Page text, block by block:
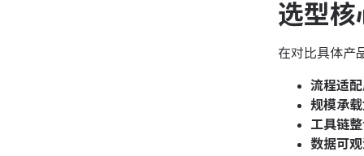
选型核
在对比具体产
流程适
规模承载
工具链整
数据可